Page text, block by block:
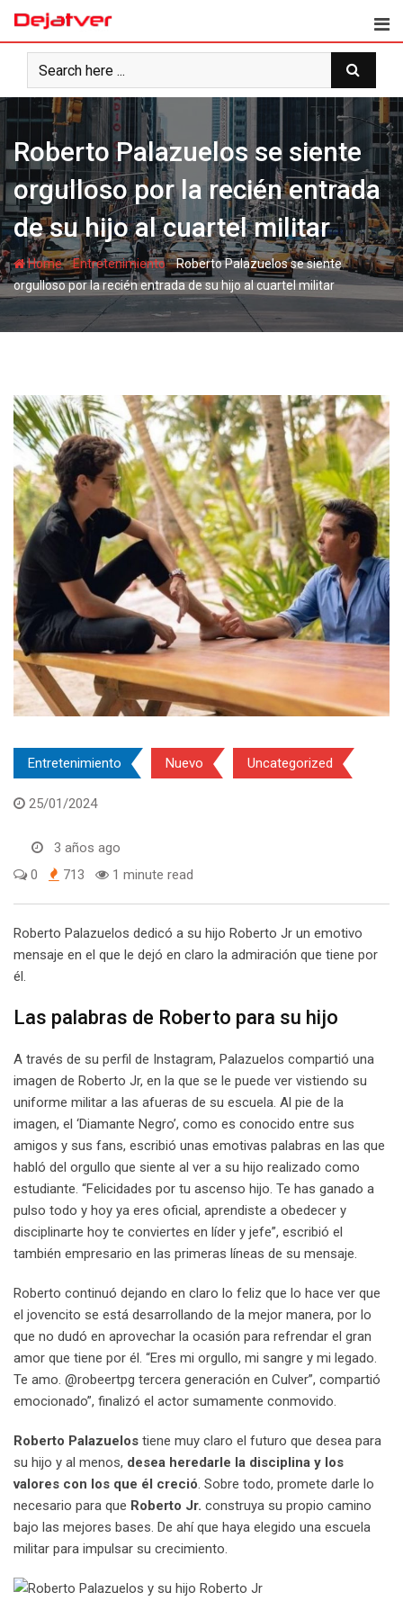
Skip
content
Roberto Palazuelos se siente
orgulloso por la recién entrada
de su hijo al cuartel militar
Home-Entretenimiento-Roberto Palazuelos se siente
orgulloso por la recién entrada de su hijo al cuartel militar
Entretenimiento Nuevo Uncategorized
25/01/2024
3 años ago
0
713 1 minute read
Roberto Palazuelos dedicó a su hijo Roberto Jr un emotivo
mensaje en el que le dejó en claro la admiración que tiene por
él.
Las palabras de Roberto para su hijo
A través de su perfil de Instagram, Palazuelos compartió una
imagen de Roberto Jr, en la que se le puede ver vistiendo su
uniforme militar a las afueras de su escuela. Al pie de la
imagen, el ‘Diamante Negro’, como es conocido entre sus
amigos y sus fans, escribió unas emotivas palabras en las que
habló del orgullo que siente al ver a su hijo realizado como
estudiante. “Felicidades por tu ascenso hijo. Te has ganado a
pulso todo y hoy ya eres oficial, aprendiste a obedecer y
disciplinarte hoy te conviertes en líder y jefe”, escribió el
también empresario en las primeras líneas de su mensaje.
Roberto continuó dejando en claro lo feliz que lo hace ver que
el jovencito se está desarrollando de la mejor manera, por lo
que no dudó en aprovechar la ocasión para refrendar el gran
amor que tiene por él. “Eres mi orgullo, mi sangre y mi legado.
Te amo. @robeertpg tercera generación en Culver”, compartió
emocionado”, finalizó el actor sumamente conmovido.
Roberto Palazuelos tiene muy claro el futuro que desea para
su hijo y al menos, desea heredarle la disciplina y los
valores con los que él creció. Sobre todo, promete darle lo
necesario para que Roberto Jr. construya su propio camino
bajo las mejores bases. De ahí que haya elegido una escuela
militar para impulsar su crecimiento.